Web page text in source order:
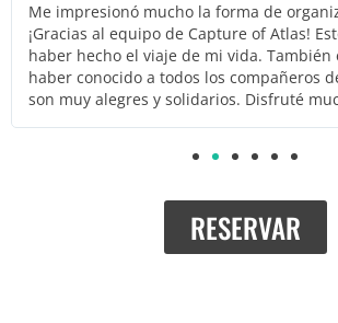
Me impresionó mucho la forma de
¡Gracias al equipo de Capture of Atlas!
haber hecho el viaje de mi vida. También
haber conocido a todos los compañeros
son muy alegres y solidarios. Disfruté
RESERVAR